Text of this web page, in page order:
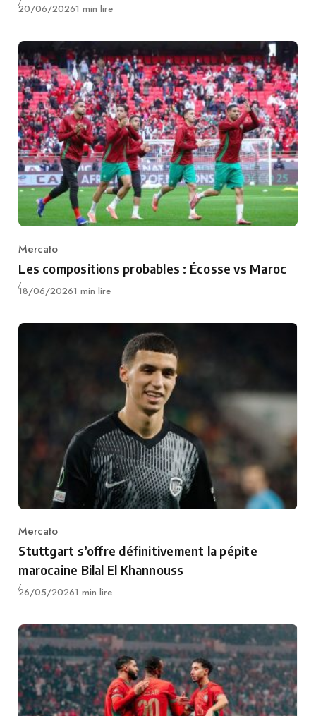
Publié
20/06/20261 min lire
Category
Mercato
Les compositions probables : Écosse vs Maroc
Publié
18/06/20261 min lire
Category
Mercato
Stuttgart s’offre définitivement la pépite
marocaine Bilal El Khannouss
Publié
26/05/20261 min lire